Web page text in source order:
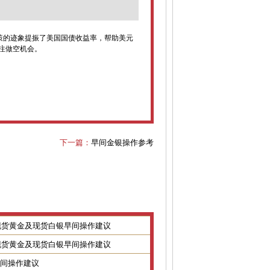
迹象提振了美国国债收益率，帮助美元
空机会。
下一篇： 早间金银操作参考
黄金及现货白银早间操作建议
黄金及现货白银早间操作建议
操作建议